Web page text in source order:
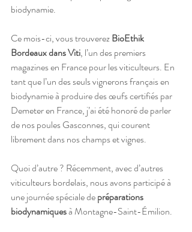
biodynamie.
Ce mois-ci, vous trouverez BioEthik
Bordeaux dans Viti, l’un des premiers
magazines en France pour les viticulteurs. En
tant que l’un des seuls vignerons français en
biodynamie à produire des œufs certifiés par
Demeter en France, j’ai été honoré de parler
de nos poules Gasconnes, qui courent
librement dans nos champs et vignes.
Quoi d’autre ? Récemment, avec d’autres
viticulteurs bordelais, nous avons participé à
une journée spéciale de préparations
biodynamiques à Montagne-Saint-Émilion.